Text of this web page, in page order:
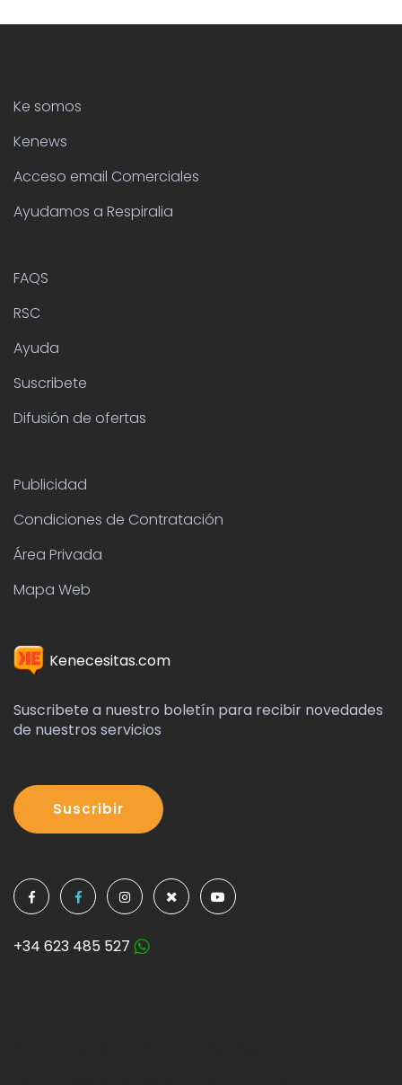
Ke somos
Kenews
Acceso email Comerciales
Ayudamos a Respiralia
FAQS
RSC
Ayuda
Suscribete
Difusión de ofertas
Publicidad
Condiciones de Contratación
Área Privada
Mapa Web
Kenecesitas.com
Suscribete a nuestro boletín para recibir novedades
de nuestros servicios
Suscribir
+34 623 485 527